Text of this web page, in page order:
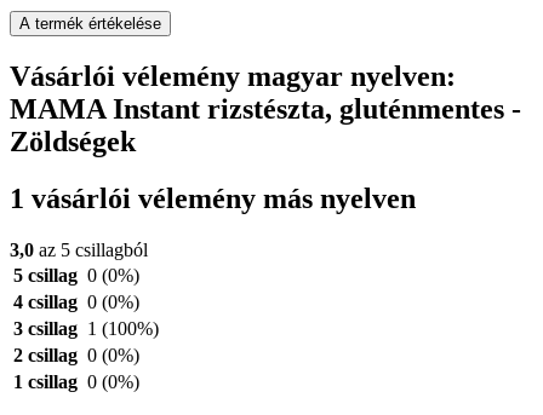
A termék értékelése
Vásárlói vélemény magyar nyelven:
MAMA Instant rizstészta, gluténmentes -
Zöldségek
1 vásárlói vélemény más nyelven
3,0 az 5 csillagból
5 csillag 0 (0%)
4 csillag 0 (0%)
3 csillag 1 (100%)
2 csillag 0 (0%)
1 csillag 0 (0%)